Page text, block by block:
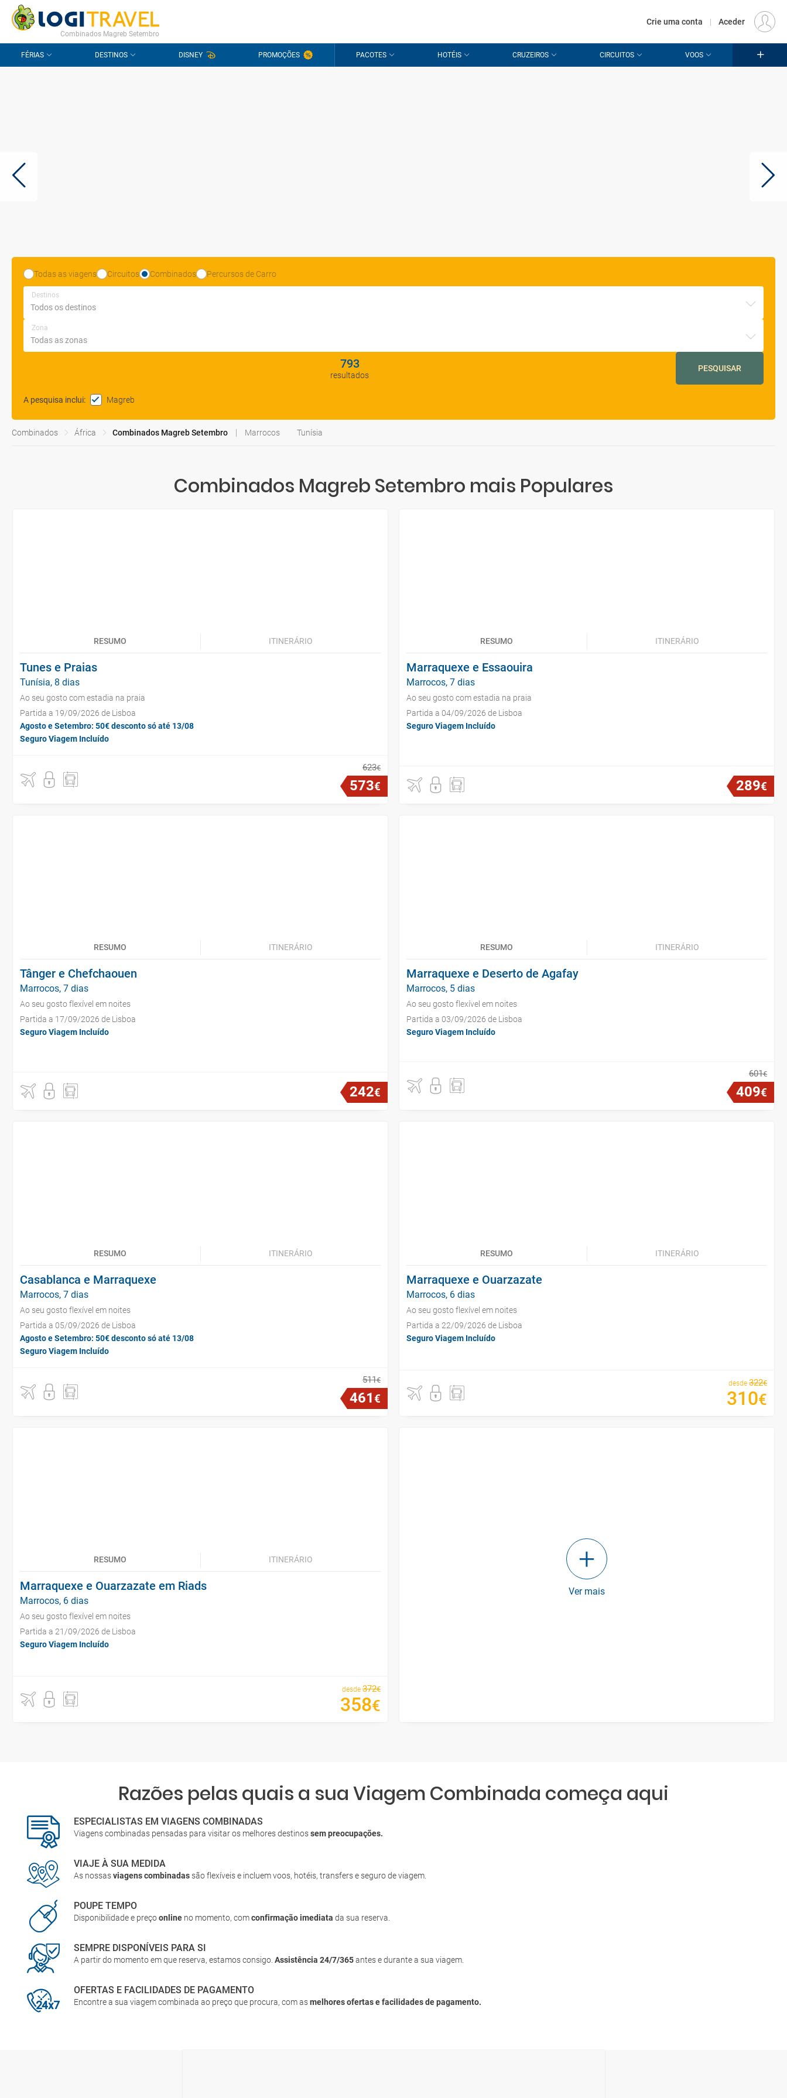
CONTACTO PERGUNTAS FREQUENTES EUR
Combinados Magreb Setembro
Crie uma conta | Aceder
FÉRIAS DESTINOS DISNEY PROMOÇÕES PACOTES HOTÉIS CRUZEIROS CIRCUITOS VOOS
Todas as viagens Circuitos Combinados Percursos de Carro
Destinos
Zona
793
resultados
PESQUISAR
A pesquisa inclui: Magreb
Combinados África Combinados Magreb Setembro Marrocos Tunísia
Combinados Magreb Setembro mais Populares
RESUMO ITINERÁRIO
Tunes e Praias
Tunísia, 8 dias
Ao seu gosto com estadia na praia
Partida a 19/09/2026 de Lisboa
Agosto e Setembro: 50€ desconto só até 13/08
Seguro Viagem Incluído
623€
573€
RESUMO ITINERÁRIO
Marraquexe e Essaouira
Marrocos, 7 dias
Ao seu gosto com estadia na praia
Partida a 04/09/2026 de Lisboa
Seguro Viagem Incluído
289€
RESUMO ITINERÁRIO
Tânger e Chefchaouen
Marrocos, 7 dias
Ao seu gosto flexível em noites
Partida a 17/09/2026 de Lisboa
Seguro Viagem Incluído
242€
RESUMO ITINERÁRIO
Marraquexe e Deserto de Agafay
Marrocos, 5 dias
Ao seu gosto flexível em noites
Partida a 03/09/2026 de Lisboa
Seguro Viagem Incluído
601€
409€
RESUMO ITINERÁRIO
Casablanca e Marraquexe
Marrocos, 7 dias
Ao seu gosto flexível em noites
Partida a 05/09/2026 de Lisboa
Agosto e Setembro: 50€ desconto só até 13/08
Seguro Viagem Incluído
511€
461€
RESUMO ITINERÁRIO
Marraquexe e Ouarzazate
Marrocos, 6 dias
Ao seu gosto flexível em noites
Partida a 22/09/2026 de Lisboa
Seguro Viagem Incluído
desde 322€
310€
RESUMO ITINERÁRIO
Marraquexe e Ouarzazate em Riads
Marrocos, 6 dias
Ao seu gosto flexível em noites
Partida a 21/09/2026 de Lisboa
Seguro Viagem Incluído
desde 372€
358€
Ver mais
Razões pelas quais a sua Viagem Combinada começa aqui
ESPECIALISTAS EM VIAGENS COMBINADAS
Viagens combinadas pensadas para visitar os melhores destinossem preocupações.
VIAJE À SUA MEDIDA
As nossasviagens combinadas são flexíveis e incluem voos, hotéis, transfers e seguro de viagem.
POUPE TEMPO
Disponibilidade e preçoonline no momento, comconfirmação imediata da sua reserva.
SEMPRE DISPONÍVEIS PARA SI
A partir do momento em que reserva, estamos consigo.Assistência 24/7/365antes e durante a sua viagem.
OFERTAS E FACILIDADES DE PAGAMENTO
Encontre a sua viagem combinada ao preço que procura, com asmelhores ofertas e facilidades de pagamento.